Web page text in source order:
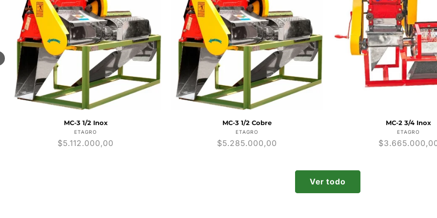
MC-3 1/2 Inox
Proveedor:
ETAGRO
Precio
$5.112.000,00
MC-3 1/2 Cobre
Proveedor:
ETAGRO
Precio
$5.285.000,00
MC-2 3/4 Inox
ETAGRO
Precio
Ver todo